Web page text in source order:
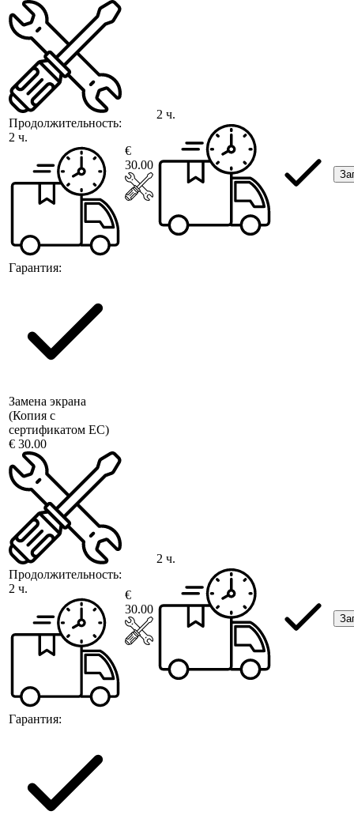
Продолжительность:
2 ч.
Гарантия:
€
30.00
2 ч.
Замена экрана
(Копия с
сертификатом ЕС)
€ 30.00
Продолжительность:
2 ч.
Гарантия:
€
30.00
2 ч.